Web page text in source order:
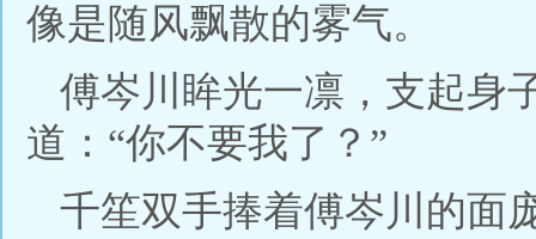
像是随风飘散的雾气。
傅岑川眸光一凛，支起身
道：“你不要我了？”
千笙双手捧着傅岑川的面